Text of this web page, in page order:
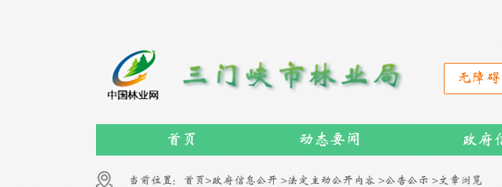
无障
首页 动态要闻 政府
当前位置： 首页>政府信息公开 >法定主动公开内容 >公告公示 >文章浏览